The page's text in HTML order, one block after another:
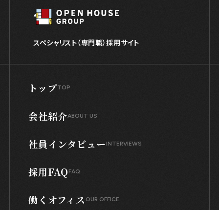
スペシャリスト（専門職）採用サイト
トップTOP
会社紹介ABOUT US
社員インタビューINTERVIEWS
採用FAQFAQ
働くオフィス OUR OFFICE